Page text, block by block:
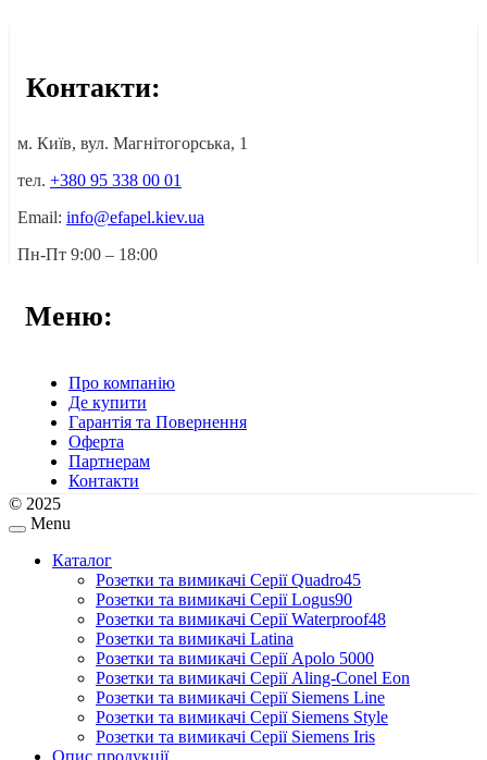
Контакти:
м. Київ, вул. Магнітогорська, 1
тел. +380 95 338 00 01
Email: info@efapel.kiev.ua
Пн-Пт 9:00 – 18:00
Меню:
Про компанію
Де купити
Гарантія та Повернення
Оферта
Партнерам
Контакти
© 2025
Menu
Каталог
Розетки та вимикачі Серії Quadro45
Розетки та вимикачі Серії Logus90
Розетки та вимикачі Серії Waterproof48
Розетки та вимикачі Latina
Розетки та вимикачі Серії Apolo 5000
Розетки та вимикачі Серії Aling-Conel Eon
Розетки та вимикачі Серії Siemens Line
Розетки та вимикачі Серії Siemens Style
Розетки та вимикачі Серії Siemens Iris